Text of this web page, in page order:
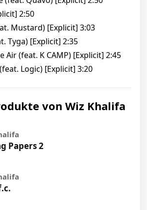
2:50
Mustard) [Explicit] 3:03
Tyga) [Explicit] 2:35
Air (feat. K CAMP) [Explicit] 2:45
Logic) [Explicit] 3:20
von Wiz Khalifa
Papers 2